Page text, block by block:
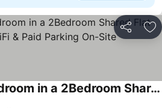
Partilhar
Private Double Bedroom in a 2Bedroom Shared Flat Super Fast WiFi & Paid Parking On-Site